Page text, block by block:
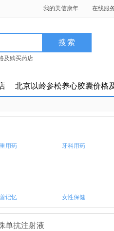
我的美信康年 在线服
及购买药店
北京以岭参松养心胶囊价格
用药 牙科用药
记忆 女性保健
单抗注射液